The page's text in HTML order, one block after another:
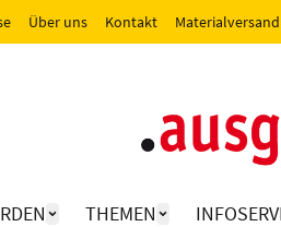
Über uns Kontakt Materialversand
THEMEN